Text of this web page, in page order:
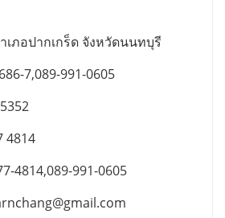
ภอปากเกร็ด จังหวัดนนทบุรี
7,089-991-0605
4814
4814,089-991-0605